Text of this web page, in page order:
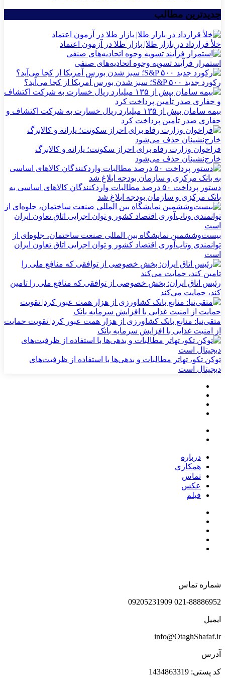
جدیدترین مطالب
خلأ قرارداد در بازار طلا| بازار طلا در آزمون اعتماد
استمرار فرآیند تسویه وجوه اتحادیه‌های صنفی
رکورد جدید S&P ۵۰۰؛ سبز شدن بورس آمریکا از کجا می‌آید؟
بیمه سامان بیش از ۱۳۵ میلیارد ریال خسارت به شرکت اکتشاف و
حفاری صدر تأمین پرداخت کرد
فراخوان وزارت رفاه برای احراز سکونت؛ یارانه و کالابرگ
خارج‌نشینان حذف می‌شود
دستور پرداخت ۵۰ درصد مطالبات واردکنندگان کالاهای اساسی به
بانک مرکزی و سازمان بودجه ابلاغ شد
بیست‌وششمین نمایشگاه بین المللی صنعت ساختمان، جلوه‌ای از
توانمندی وتاب‌آوری اقتصاد کشور و توان اجرایی اتاق تعاون ایران
است
رئیس اتاق ایران: بخش خصوصی از توافقی که منافع ملی را تامین
کند، حمایت می‌کند
متقی‌نیا: منابع بانک کشاورزی از هزار همت عبور کرد| تقویت حمایت
از امنیت غذایی با افزایش سرمایه بانک
توکن تکو، تهاتر مطالبات و بدهی‌ها با استفاده از ظرفیت‌های
دیجیتال است
درباره
همکاری
تماس
عکس
فیلم
شماره تماس
021-88886952 09205231909
ایمیل
info@OtaghShafaf.ir
آدرس
کد پستی: 1434863319